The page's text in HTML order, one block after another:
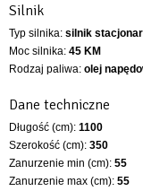
Silnik
Typ silnika: silnik
Moc silnika: 45 KM
Rodzaj paliwa: olej
Dane techniczne
Długość (cm): 1100
Szerokość (cm): 350
Zanurzenie min (cm): 55
Zanurzenie max (cm): 55